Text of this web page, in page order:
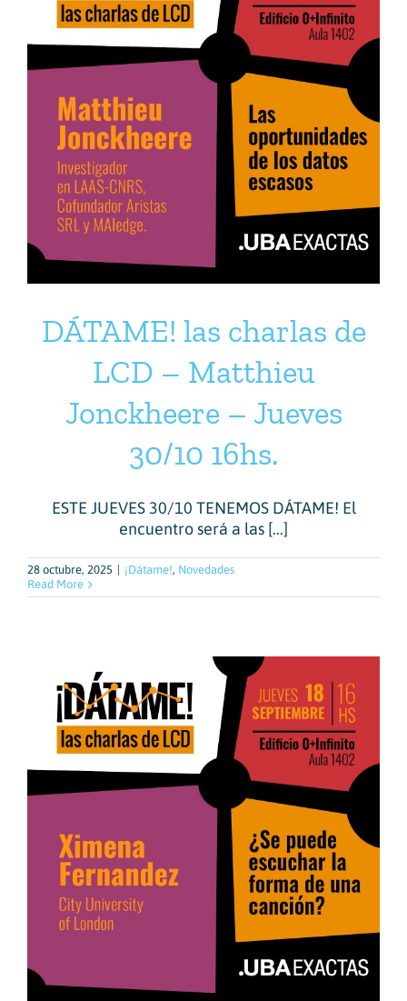
DÁTAME! las charlas de
LCD – Matthieu
Jonckheere – Jueves
30/10 16hs.
ESTE JUEVES 30/10 TENEMOS DÁTAME! El
encuentro será a las [...]
28 octubre, 2025 ¡Dátame!, Novedades
Read More